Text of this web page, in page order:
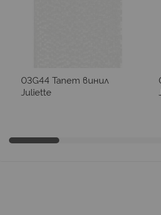
03G44 Тапет винил
Juliette